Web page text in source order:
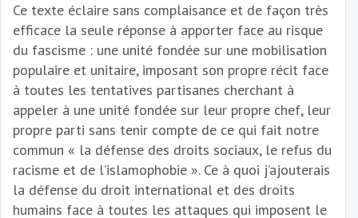
Ce texte éclaire sans complaisance et de façon très
efficace la seule réponse à apporter face au risque
du fascisme : une unité fondée sur une mobilisation
populaire et unitaire, imposant son propre récit face
à toutes les tentatives partisanes cherchant à
appeler à une unité fondée sur leur propre chef, leur
propre parti sans tenir compte de ce qui fait notre
commun « la défense des droits sociaux, le refus du
racisme et de l’islamophobie ». Ce à quoi j’ajouterais
la défense du droit international et des droits
humains face à toutes les attaques qui imposent le